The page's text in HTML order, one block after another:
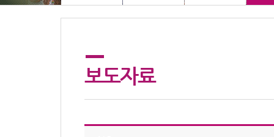
보도자료